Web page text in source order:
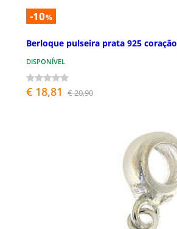
-10%
Berloque pulseira prata 925 coração
DISPONÍVEL
€ 18,81 € 20,90